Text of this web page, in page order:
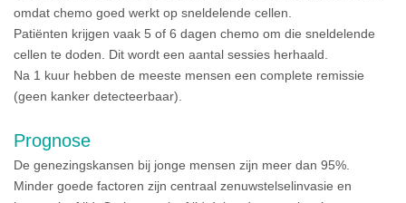
omdat chemo goed werkt op sneldelende cellen.
Patiënten krijgen vaak 5 of 6 dagen chemo om die sneldelende
cellen te doden. Dit wordt een aantal sessies herhaald.
Na 1 kuur hebben de meeste mensen een complete remissie
(geen kanker detecteerbaar).
Prognose
De genezingskansen bij jonge mensen zijn meer dan 95%.
Minder goede factoren zijn centraal zenuwstelselinvasie en